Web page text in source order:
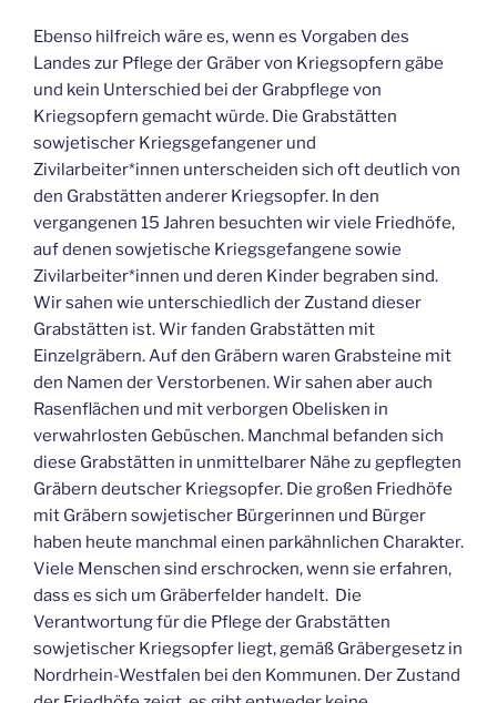
Ebenso hilfreich wäre es, wenn es Vorgaben des
Landes zur Pflege der Gräber von Kriegsopfern gäbe
und kein Unterschied bei der Grabpflege von
Kriegsopfern gemacht würde. Die Grabstätten
sowjetischer Kriegsgefangener und
Zivilarbeiter*innen unterscheiden sich oft deutlich von
den Grabstätten anderer Kriegsopfer. In den
vergangenen 15 Jahren besuchten wir viele Friedhöfe,
auf denen sowjetische Kriegsgefangene sowie
Zivilarbeiter*innen und deren Kinder begraben sind.
Wir sahen wie unterschiedlich der Zustand dieser
Grabstätten ist. Wir fanden Grabstätten mit
Einzelgräbern. Auf den Gräbern waren Grabsteine mit
den Namen der Verstorbenen. Wir sahen aber auch
Rasenflächen und mit verborgen Obelisken in
verwahrlosten Gebüschen. Manchmal befanden sich
diese Grabstätten in unmittelbarer Nähe zu gepflegten
Gräbern deutscher Kriegsopfer. Die großen Friedhöfe
mit Gräbern sowjetischer Bürgerinnen und Bürger
haben heute manchmal einen parkähnlichen Charakter.
Viele Menschen sind erschrocken, wenn sie erfahren,
dass es sich um Gräberfelder handelt. Die
Verantwortung für die Pflege der Grabstätten
sowjetischer Kriegsopfer liegt, gemäß Gräbergesetz in
Nordrhein-Westfalen bei den Kommunen. Der Zustand